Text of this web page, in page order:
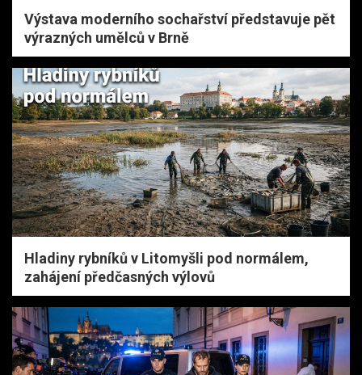
Výstava moderního sochařství představuje pět
výrazných umělců v Brně
Hladiny rybníků v Litomyšli pod normálem,
zahájení předčasných výlovů